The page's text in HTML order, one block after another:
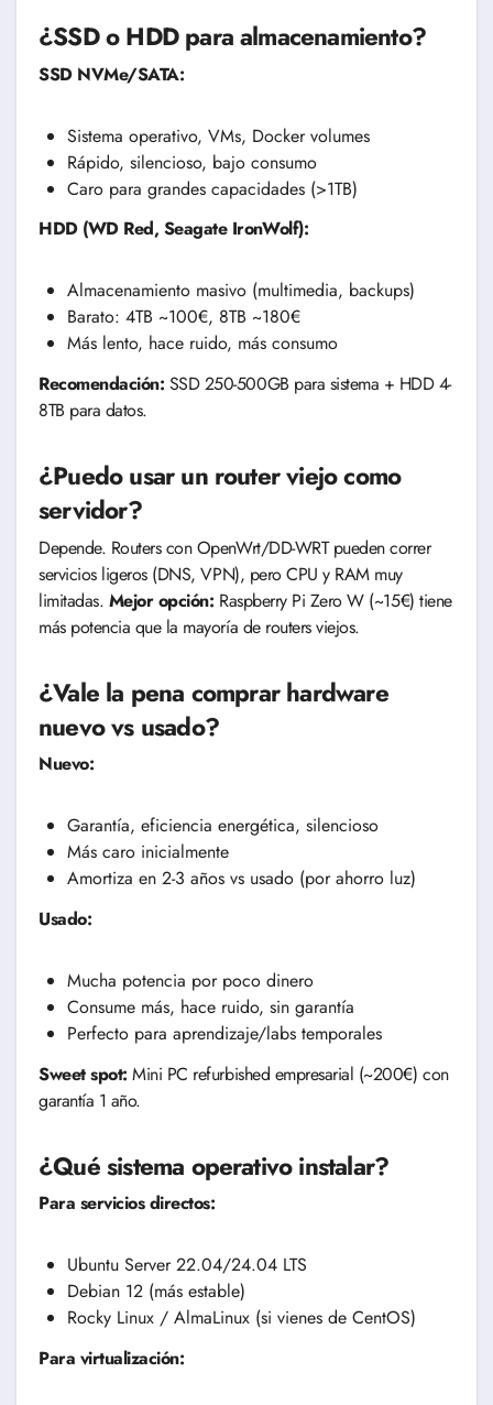
¿SSD o HDD para almacenamiento?
SSD NVMe/SATA:
Sistema operativo, VMs, Docker volumes
Rápido, silencioso, bajo consumo
Caro para grandes capacidades (>1TB)
HDD (WD Red, Seagate IronWolf):
Almacenamiento masivo (multimedia, backups)
Barato: 4TB ~100€, 8TB ~180€
Más lento, hace ruido, más consumo
Recomendación: SSD 250-500GB para sistema + HDD 4-
8TB para datos.
¿Puedo usar un router viejo como
servidor?
Depende. Routers con OpenWrt/DD-WRT pueden correr
servicios ligeros (DNS, VPN), pero CPU y RAM muy
limitadas. Mejor opción: Raspberry Pi Zero W (~15€) tiene
más potencia que la mayoría de routers viejos.
¿Vale la pena comprar hardware
nuevo vs usado?
Nuevo:
Garantía, eficiencia energética, silencioso
Más caro inicialmente
Amortiza en 2-3 años vs usado (por ahorro luz)
Usado:
Mucha potencia por poco dinero
Consume más, hace ruido, sin garantía
Perfecto para aprendizaje/labs temporales
Sweet spot: Mini PC refurbished empresarial (~200€) con
garantía 1 año.
¿Qué sistema operativo instalar?
Para servicios directos:
Ubuntu Server 22.04/24.04 LTS
Debian 12 (más estable)
Rocky Linux / AlmaLinux (si vienes de CentOS)
Para virtualización: